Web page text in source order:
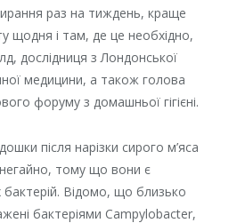
раз на тиждень, краще
щодня і там, де це необхідно,
дослідниця з Лондонської
медицини, а також голова
форуму з домашньої гігієні.
після нарізки сирого м’яса
тому що вони є
Відомо, що близько
бактеріями Campylobacter,